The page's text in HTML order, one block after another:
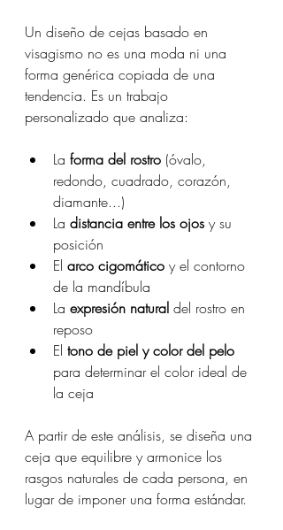
Un diseño de cejas basado en
visagismo no es una moda ni una
forma genérica copiada de una
tendencia. Es un trabajo
personalizado que analiza:
La forma del rostro (óvalo,
redondo, cuadrado, corazón,
diamante...)
La distancia entre los ojos y su
posición
El arco cigomático y el contorno
de la mandíbula
La expresión natural del rostro en
reposo
El tono de piel y color del pelo
para determinar el color ideal de
la ceja
A partir de este análisis, se diseña una
ceja que equilibre y armonice los
rasgos naturales de cada persona, en
lugar de imponer una forma estándar.